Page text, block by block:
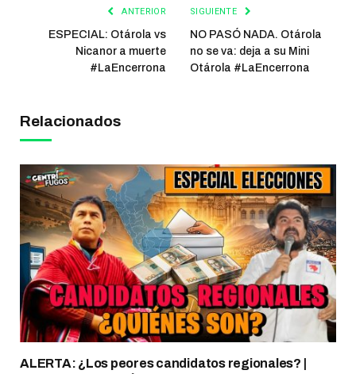
ANTERIOR
ESPECIAL: Otárola vs
Nicanor a muerte
#LaEncerrona
SIGUIENTE
NO PASÓ NADA. Otárola
no se va: deja a su Mini
Otárola #LaEncerrona
Relacionados
ALERTA: ¿Los peores candidatos regionales? |